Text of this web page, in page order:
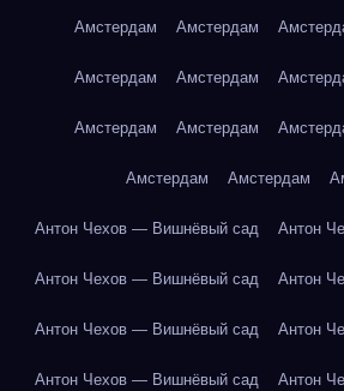
Амстердам Амстердам
Амстердам Амстердам
Амстердам Амстердам
Амстердам Амстердам
Антон Чехов — Вишнёвый сад Антон
Антон Чехов — Вишнёвый сад Антон
Антон Чехов — Вишнёвый сад Антон
Антон Чехов — Вишнёвый сад Антон